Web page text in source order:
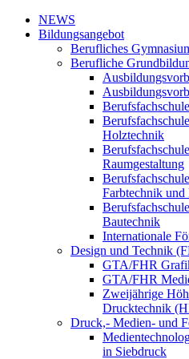
NEWS
Bildungsangebot
Berufliches
Berufliche
Holztechnik
Raumgestaltung
Farbtechnik und
Bautechnik
Internationale
Design und Technik
GTA/FHR
GTA/FHR
Zweijährige
Drucktechnik
Druck,- Medien- und
in Siebdruck